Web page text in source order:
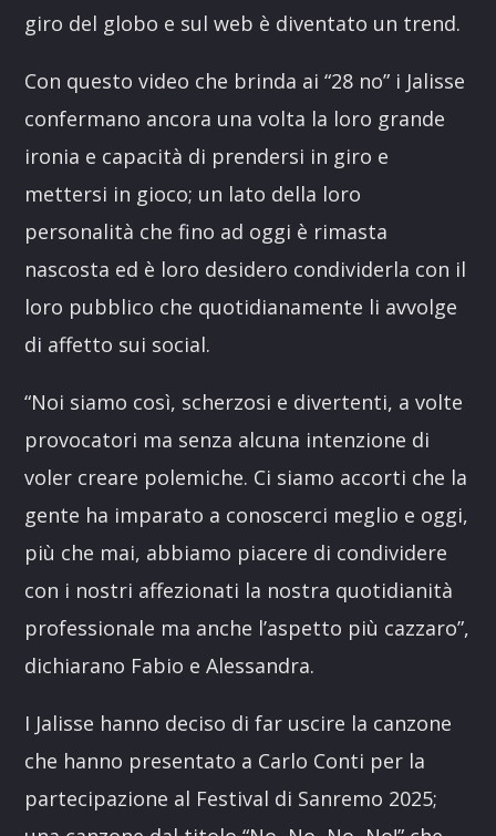
giro del globo e sul web è diventato un trend.
Con questo video che brinda ai “28 no” i Jalisse
confermano ancora una volta la loro grande
ironia e capacità di prendersi in giro e
mettersi in gioco; un lato della loro
personalità che fino ad oggi è rimasta
nascosta ed è loro desidero condividerla con il
loro pubblico che quotidianamente li avvolge
di affetto sui social.
“Noi siamo così, scherzosi e divertenti, a volte
provocatori ma senza alcuna intenzione di
voler creare polemiche. Ci siamo accorti che la
gente ha imparato a conoscerci meglio e oggi,
più che mai, abbiamo piacere di condividere
con i nostri affezionati la nostra quotidianità
professionale ma anche l’aspetto più cazzaro”,
dichiarano Fabio e Alessandra.
I Jalisse hanno deciso di far uscire la canzone
che hanno presentato a Carlo Conti per la
partecipazione al Festival di Sanremo 2025;